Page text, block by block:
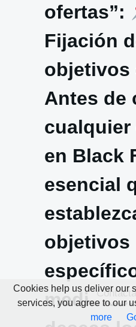
ofertas”:
Fijación
objetivos
Antes de
cualquier
en Black
esencial
objetivos
Cookies help us deliver our
services, you agree to our
more